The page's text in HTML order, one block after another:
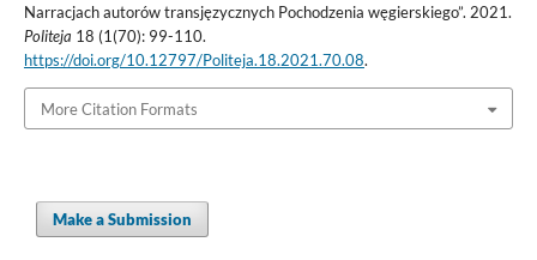
Narracjach autorów transjęzycznych Pochodzenia węgierskiego”. 2021.
Politeja 18 (1(70): 99-110.
https://doi.org/10.12797/Politeja.18.2021.70.08.
More Citation Formats
Make a Submission